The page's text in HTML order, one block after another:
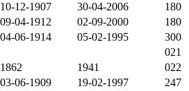
10-12-1907 30-04-2006
180
09-04-1912 02-09-2000
180
04-06-1914 05-02-1995
300
021
1862 1941
022
03-06-1909 19-02-1997
247